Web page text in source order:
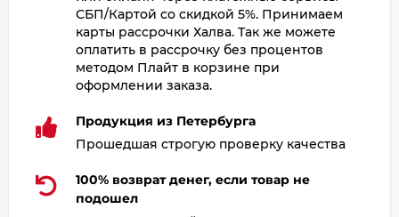
СБП/Картой со скидкой 5%. Принимаем
карты рассрочки Халва. Так же можете
оплатить в рассрочку без процентов
методом Плайт в корзине при
оформлении заказа.
Продукция из Петербурга
Прошедшая строгую проверку качества
100% возврат денег, если товар не
подошел